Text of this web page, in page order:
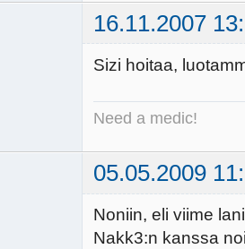
16.11.2007
Sizi hoitaa,
Need a medic!
05.05.2009
Noniin, eli viime
Nakk3:n kanssa